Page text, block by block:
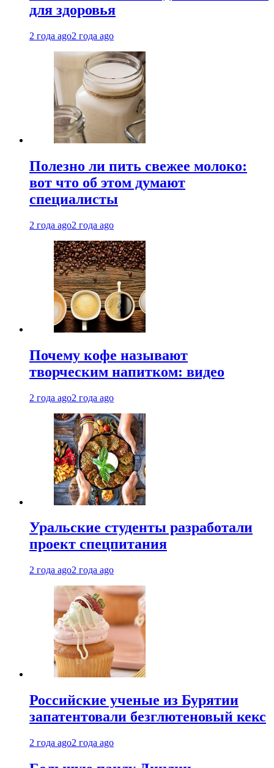
для здоровья
2 года ago2 года ago
Полезно ли пить свежее молоко:
вот что об этом думают
специалисты
2 года ago2 года ago
Почему кофе называют
творческим напитком: видео
2 года ago2 года ago
Уральские студенты разработали
проект спецпитания
2 года ago2 года ago
Российские ученые из Бурятии
запатентовали безглютеновый кекс
2 года ago2 года ago